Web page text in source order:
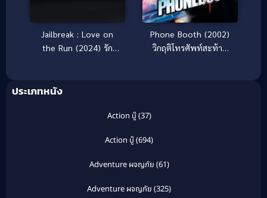
Jailbreak : Love on
the Run (2024) รัก
Phone Booth (2002)
วิกฤติโทรศัพท์สะท้าน
ประเภทหนัง
Action บู๊(37)
Action บู๊(694)
Adventure ผจญภัย (61)
Adventure ผจญภัย (325)